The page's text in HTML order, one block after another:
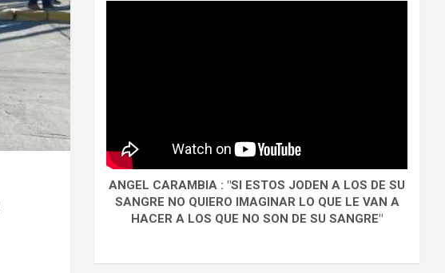
ANGEL CARAMBIA : "SI ESTOS JODEN A LOS DE SU
SANGRE NO QUIERO IMAGINAR LO QUE LE VAN A
HACER A LOS QUE NO SON DE SU SANGRE"